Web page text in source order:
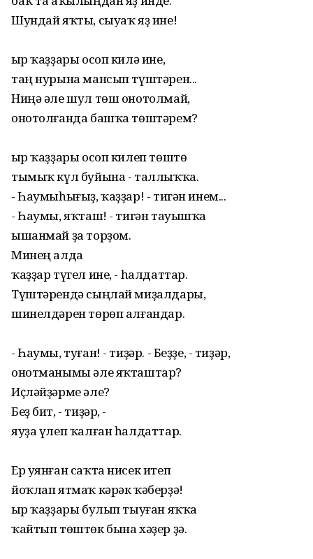
Шундай яҡты, сыуаҡ яҙ ине!
Ҡыр ҡаҙҙары осоп килә ине,
таң нурына мансып түштәрен...
Ниңә әле шул төш онотолмай,
онотолғанда башҡа төштәрем?
Ҡыр ҡаҙҙары осоп килеп төштө
тымыҡ күл буйына - таллыҡҡа.
- Һаумыһығыҙ, ҡаҙҙар! - тигән инем...
- Һаумы, яҡташ! - тигән тауышҡа
ышанмай ҙа торҙом.
Минең алда
ҡаҙҙар түгел ине, - һалдаттар.
Түштәрендә сыңлай миҙалдары,
шинелдәрен төрөп алғандар.
- Һаумы, туған! - тиҙәр. - Беҙҙе, - тиҙәр,
онотманымы әле яҡташтар?
Иҫләйҙәрме әле?
Беҙ бит, - тиҙәр, -
яуҙа үлеп ҡалған һалдаттар.
Ер уянған саҡта нисек итеп
йоҡлап ятмаҡ кәрәк ҡәберҙә!
Ҡыр ҡаҙҙары булып тыуған яҡҡа
ҡайтып төштөк бына хәҙер ҙә.